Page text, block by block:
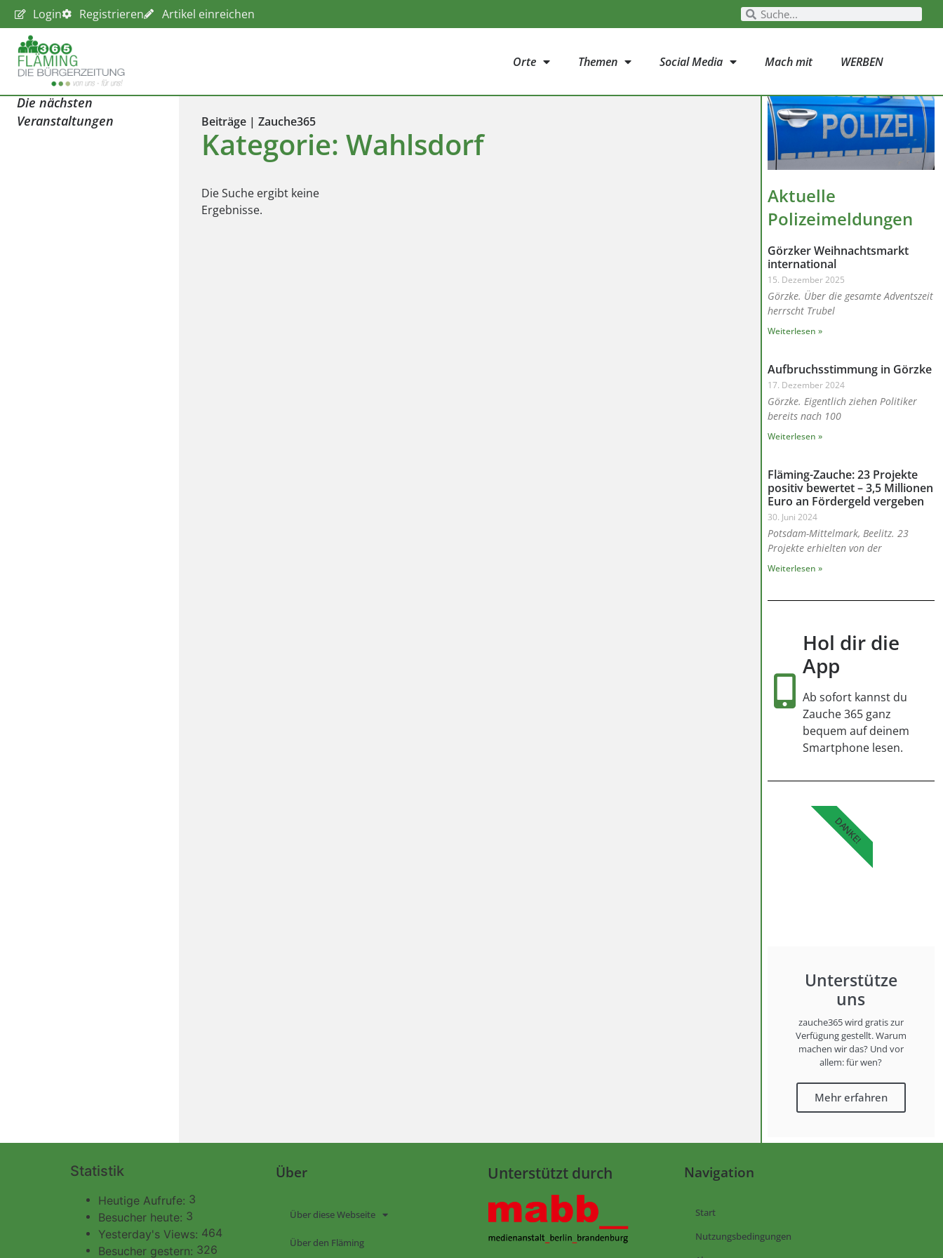
Login Registrieren Artikel einreichen
Orte Themen Social Media Mach mit WERBEN
Die nächsten
Veranstaltungen
Beiträge | Zauche365
Kategorie: Wahlsdorf
Die Suche ergibt keine
Ergebnisse.
Aktuelle
Polizeimeldungen
Görzker Weihnachtsmarkt
international
15. Dezember 2025
Görzke. Über die gesamte Adventszeit
herrscht Trubel
Weiterlesen »
Aufbruchsstimmung in Görzke
17. Dezember 2024
Görzke. Eigentlich ziehen Politiker
bereits nach 100
Weiterlesen »
Fläming-Zauche: 23 Projekte
positiv bewertet – 3,5 Millionen
Euro an Fördergeld vergeben
30. Juni 2024
Potsdam-Mittelmark, Beelitz. 23
Projekte erhielten von der
Weiterlesen »
Hol dir die
App
Ab sofort kannst du
Zauche 365 ganz
bequem auf deinem
Smartphone lesen.
Unterstütze
uns
zauche365 wird gratis zur
Verfügung gestellt. Warum
machen wir das? Und vor
allem: für wen?
Mehr erfahren
DANKE!
Statistik
Heutige Aufrufe: 3
Besucher heute: 3
Yesterday's Views: 464
Besucher gestern: 326
Über
Über diese Webseite
Über den Fläming
Unterstützt durch Navigation
Start
Nutzungsbedingungen